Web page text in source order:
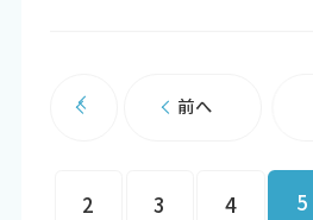
前へ
2 3 4 5